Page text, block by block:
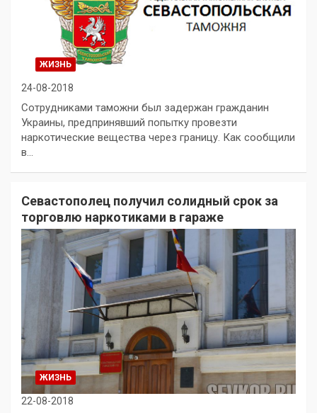
ЖИЗНЬ
24-08-2018
Сотрудниками таможни был задержан гражданин
Украины, предпринявший попытку провезти
наркотические вещества через границу. Как сообщили
в…
Севастополец получил солидный срок за
торговлю наркотиками в гараже
ЖИЗНЬ
22-08-2018